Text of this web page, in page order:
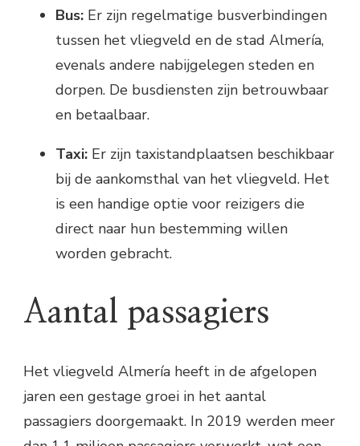
Bus: Er zijn regelmatige busverbindingen
tussen het vliegveld en de stad Almería,
evenals andere nabijgelegen steden en
dorpen. De busdiensten zijn betrouwbaar
en betaalbaar.
Taxi: Er zijn taxistandplaatsen beschikbaar
bij de aankomsthal van het vliegveld. Het
is een handige optie voor reizigers die
direct naar hun bestemming willen
worden gebracht.
Aantal passagiers
Het vliegveld Almería heeft in de afgelopen
jaren een gestage groei in het aantal
passagiers doorgemaakt. In 2019 werden meer